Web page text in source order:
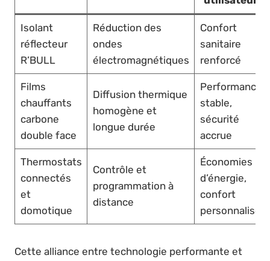
Isolant
réflecteur
R’BULL
Réduction des
ondes
électromagnétiques
Confort
sanitaire
renforcé
Films
chauffants
carbone
double face
Diffusion thermique
homogène et
longue durée
Performance
stable,
sécurité
accrue
Thermostats
connectés
et
domotique
Contrôle et
programmation à
distance
Économies
d’énergie,
confort
personnalisé
Cette alliance entre technologie performante et